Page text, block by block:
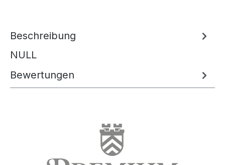
Beschreibung
NULL
Bewertungen